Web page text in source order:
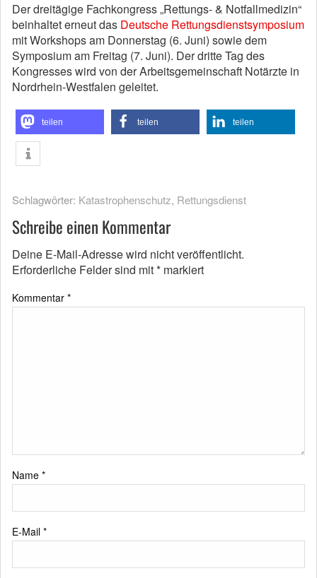
Der dreitägige Fachkongress „Rettungs- & Notfallmedizin“
beinhaltet erneut das Deutsche Rettungsdienstsymposium
mit Workshops am Donnerstag (6. Juni) sowie dem
Symposium am Freitag (7. Juni). Der dritte Tag des
Kongresses wird von der Arbeitsgemeinschaft Notärzte in
Nordrhein-Westfalen geleitet.
teilen teilen teilen
Schlagwörter: Katastrophenschutz, Rettungsdienst
Schreibe einen Kommentar
Deine E-Mail-Adresse wird nicht veröffentlicht.
Erforderliche Felder sind mit* markiert
Kommentar *
Name *
E-Mail *